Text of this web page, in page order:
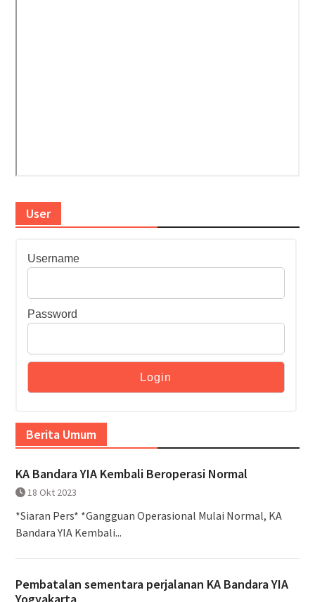
User
Username
Password
Berita Umum
KA Bandara YIA Kembali Beroperasi Normal
18 Okt 2023
*Siaran Pers* *Gangguan Operasional Mulai Normal, KA
Bandara YIA Kembali...
Pembatalan sementara perjalanan KA Bandara YIA